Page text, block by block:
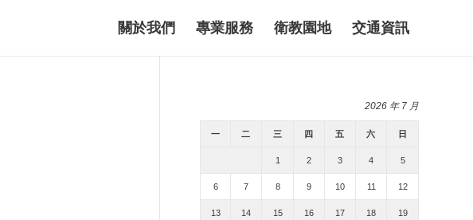
關於我們 專業服務 衛教園地 交通資訊
2026 年 7 月
一 二 三 四 五 六 日
1 2 3 4 5
6 7 8 9 10 11 12
13 14 15 16 17 18 19